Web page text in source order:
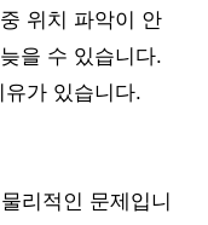
위치 파악이 안
을 수 있습니다.
가 있습니다.
리적인 문제입니